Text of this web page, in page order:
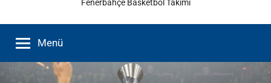
Fenerbahçe Basketbol Takımı
Menü